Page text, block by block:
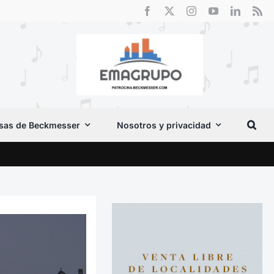
de Beckmesser Nosotros y privacidad